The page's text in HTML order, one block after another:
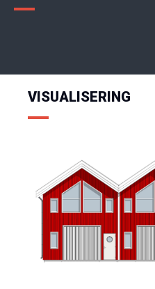
retningslinjer for personvern.
VISUALISERING